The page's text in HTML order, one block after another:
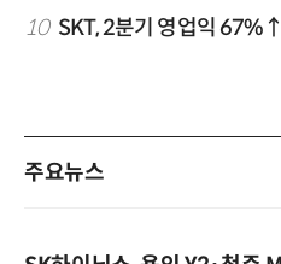
10 SKT, 2분기 영업익
주요뉴스